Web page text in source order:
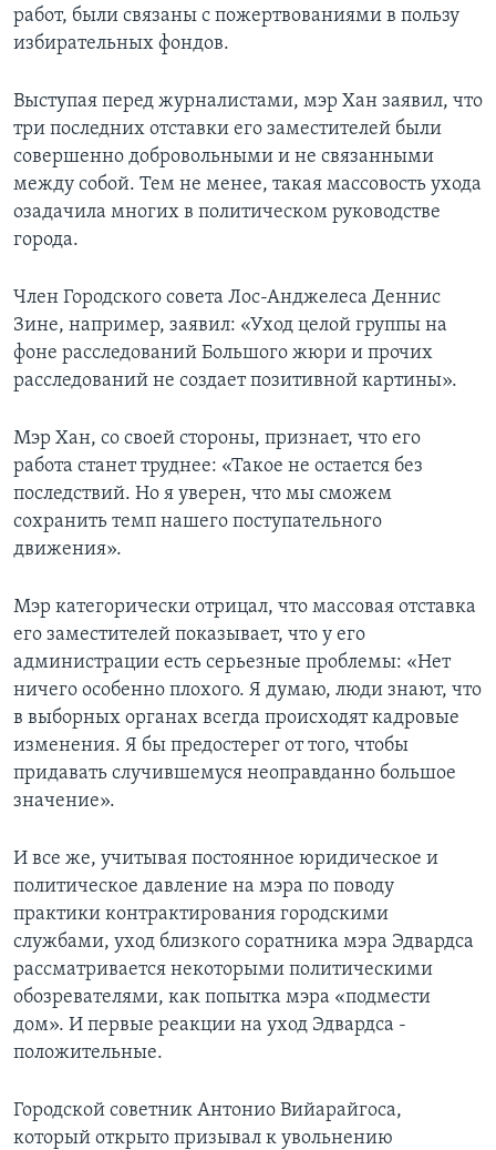
работ, были связаны с пожертвованиями в пользу
избирательных фондов.
Выступая перед журналистами, мэр Хан заявил, что
три последних отставки его заместителей были
совершенно добровольными и не связанными
между собой. Тем не менее, такая массовость ухода
озадачила многих в политическом руководстве
города.
Член Городского совета Лос-Анджелеса Деннис
Зине, например, заявил: «Уход целой группы на
фоне расследований Большого жюри и прочих
расследований не создает позитивной картины».
Мэр Хан, со своей стороны, признает, что его
работа станет труднее: «Такое не остается без
последствий. Но я уверен, что мы сможем
сохранить темп нашего поступательного
движения».
Мэр категорически отрицал, что массовая отставка
его заместителей показывает, что у его
администрации есть серьезные проблемы: «Нет
ничего особенно плохого. Я думаю, люди знают, что
в выборных органах всегда происходят кадровые
изменения. Я бы предостерег от того, чтобы
придавать случившемуся неоправданно большое
значение».
И все же, учитывая постоянное юридическое и
политическое давление на мэра по поводу
практики контрактирования городскими
службами, уход близкого соратника мэра Эдвардса
рассматривается некоторыми политическими
обозревателями, как попытка мэра «подмести
дом». И первые реакции на уход Эдвардса -
положительные.
Городской советник Антонио Вийарайгоса,
который открыто призывал к увольнению